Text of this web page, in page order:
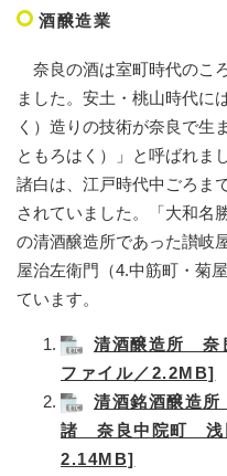
酒醸造業
奈良の酒は室町時代のこ
ました。安土・桃山時代に
く）造りの技術が奈良で生
ともろはく）」と呼ばれま
諸白は、江戸時代中ごろま
されていました。「大和名
の清酒醸造所であった讃岐
屋治左衛門（4.中筋町・菊
ています。
清酒醸造所 奈
ファイル／2.2MB]
清酒銘酒醸造
諸 奈良中院町 浅
2.14MB]